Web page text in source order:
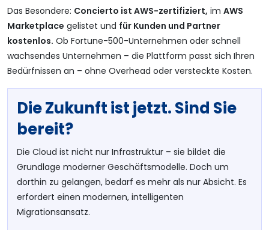
Das Besondere: Concierto ist AWS-zertifiziert, im AWS
Marketplace gelistet und für Kunden und Partner
kostenlos. Ob Fortune-500-Unternehmen oder schnell
wachsendes Unternehmen – die Plattform passt sich Ihren
Bedürfnissen an – ohne Overhead oder versteckte Kosten.
Die Zukunft ist jetzt. Sind Sie
bereit?
Die Cloud ist nicht nur Infrastruktur – sie bildet die
Grundlage moderner Geschäftsmodelle. Doch um
dorthin zu gelangen, bedarf es mehr als nur Absicht. Es
erfordert einen modernen, intelligenten
Migrationsansatz.